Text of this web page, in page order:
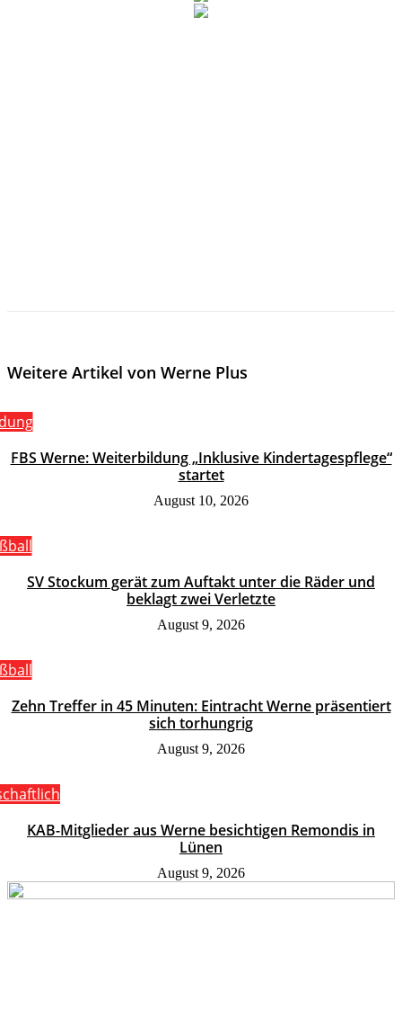
Weitere Artikel von Werne Plus
FBS Werne: Weiterbildung „Inklusive Kindertagespflege“
startet
August 10, 2026
SV Stockum gerät zum Auftakt unter die Räder und
beklagt zwei Verletzte
August 9, 2026
Zehn Treffer in 45 Minuten: Eintracht Werne präsentiert
sich torhungrig
August 9, 2026
KAB-Mitglieder aus Werne besichtigen Remondis in
Lünen
August 9, 2026